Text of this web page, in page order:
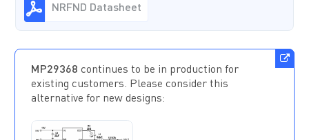
NRFND Datasheet
MP29368 continues to be in production for
existing customers. Please consider this
alternative for new designs: